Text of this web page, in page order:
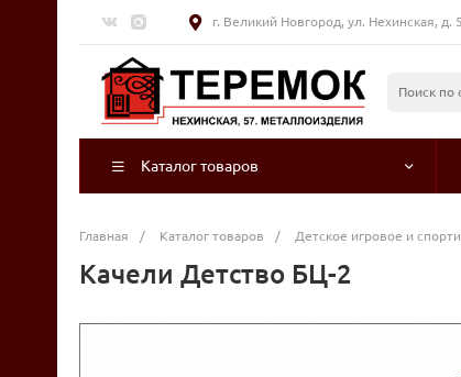
г. Великий Новгород, ул. Нехинская, д.
Каталог товаров
Главная / Каталог товаров / Детское игровое и
Качели Детство БЦ-2